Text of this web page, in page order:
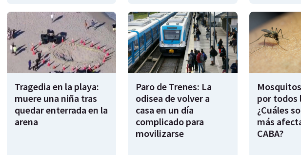
Tragedia en la playa:
muere una niña tras
quedar enterrada en la
arena
Paro de Trenes: La
odisea de volver a
casa en un día
complicado para
movilizarse
por todos
¿Cuáles
más
CABA?